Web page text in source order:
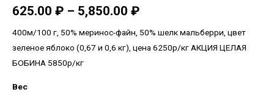
625.00 ₽ – 5,850.00 ₽
400м/100 г, 50% меринос-файн, 50% шелк мальберри, цвет
зеленое яблоко (0,67 и 0,6 кг), цена 6250р/кг АКЦИЯ ЦЕЛАЯ
БОБИНА 5850р/кг
Вес